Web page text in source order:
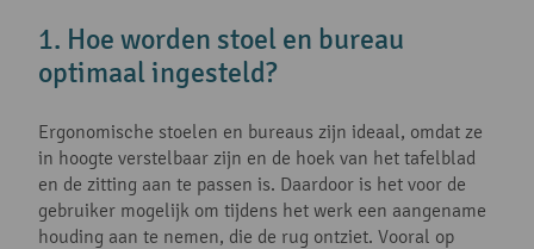
1. Hoe worden stoel en bureau
optimaal ingesteld?
Ergonomische stoelen en bureaus zijn ideaal, omdat ze
in hoogte verstelbaar zijn en de hoek van het tafelblad
en de zitting aan te passen is. Daardoor is het voor de
gebruiker mogelijk om tijdens het werk een aangename
houding aan te nemen, die de rug ontziet. Vooral op